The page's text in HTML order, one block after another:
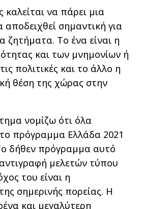
καλείται να πάρει μια
σημαντική για
ζητήματα. Το ένα είναι η
και των μνημονίων ή
πολιτικές και το άλλο η
θέση της χώρας στην
νομίζω ότι όλα
πρόγραμμα Ελλάδα 2021
δήθεν πρόγραμμα αυτό
μελετών τύπου
του είναι η
σημερινής πορείας. Η
και μεγαλύτερη